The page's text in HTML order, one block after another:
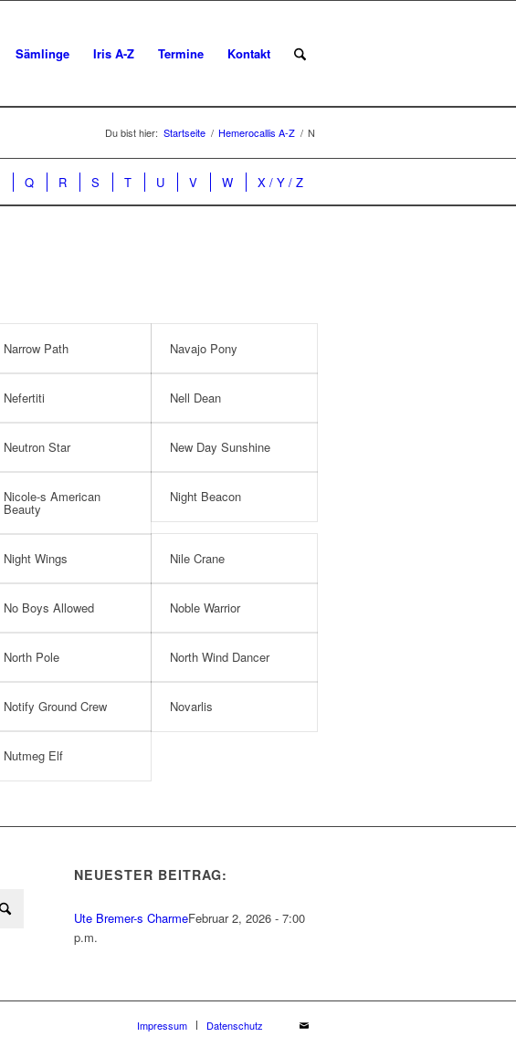
Sämlinge Iris A-Z Termine Kontakt
Du bist hier: Startseite / Hemerocallis A-Z / N
Q R S T U V W X / Y / Z
Narrow Path Navajo Pony
Nefertiti Nell Dean
Neutron Star New Day Sunshine
Nicole-s American
Beauty
Night Beacon
Night Wings Nile Crane
No Boys Allowed Noble Warrior
North Pole North Wind Dancer
Notify Ground Crew Novarlis
Nutmeg Elf
NEUESTER BEITRAG:
Ute Bremer-s CharmeFebruar 2, 2026 - 7:00
p.m.
Impressum Datenschutz